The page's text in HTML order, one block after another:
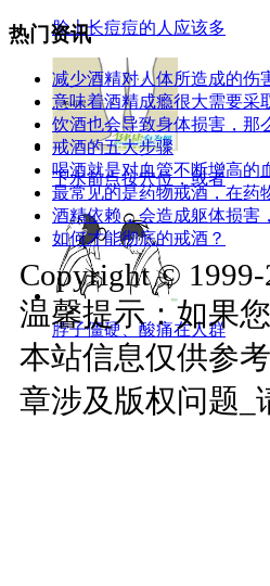
脸上长痘痘的人应该多
下水前点按穴位，或者
脖子僵硬、酸痛在人群
热门资讯
减少酒精对人体所造成的伤
意味着酒精成瘾很大需要采
饮酒也会导致身体损害，那
戒酒的五大步骤
喝酒就是对血管不断增高的
最常见的是药物戒酒，在药
酒精依赖，会造成躯体损害
如何才能彻底的戒酒？
Copyright © 1999-
温馨提示：如果
本站信息仅供参
章涉及版权问题_